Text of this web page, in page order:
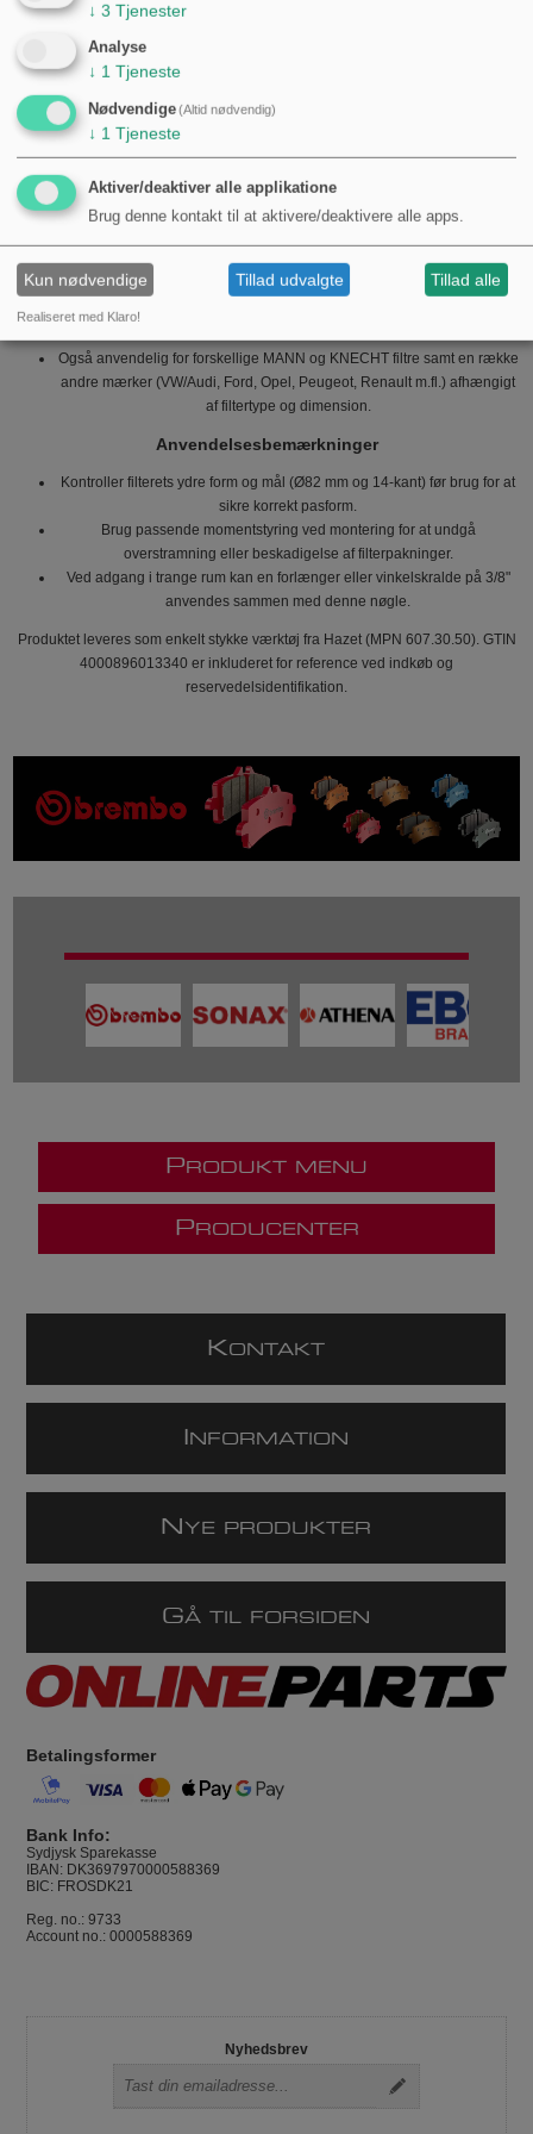
Robust konstruktion til gentagen brug i værkstedsmiljø.
Kompatibilitet og anvendelsesområder
Hazet 2169 er velegnet til en række køretøjsapplikationer og svarer til flere
OE‑numre anvendt af større bilproducenter. Eksempler på kompatible
referencer og anvendelser:
BMW:
referencer som 0 495 448, 114650.
MERCEDES‑BENZ:
referencer som 103 589 00 09 00, 103 589 02 09
00 — anvendt på flere M‑serier samt C‑klasse.
Også anvendelig for forskellige MANN og KNECHT filtre samt en række
andre mærker (VW/Audi, Ford, Opel, Peugeot, Renault m.fl.) afhængigt
af filtertype og dimension.
Anvendelsesbemærkninger
Kontroller filterets ydre form og mål (Ø82 mm og 14‑kant) før brug for at
sikre korrekt pasform.
Brug passende momentstyring ved montering for at undgå
overstramning eller beskadigelse af filterpakninger.
Ved adgang i trange rum kan en forlænger eller vinkelskralde på 3/8"
anvendes sammen med denne nøgle.
Produktet leveres som enkelt stykke værktøj fra Hazet (MPN 607.30.50). GTIN
4000896013340 er inkluderet for reference ved indkøb og
reservedelsidentifikation.
P RODUKT MENU
P RODUCENTER
KONTAKT
NFORMATION
N YE PRODUKTER
GÅ TIL FORSIDEN
Betalingsformer
Bank Info:
Sydjysk Sparekasse
IBAN: DK3697970000588369
BIC: FROSDK21
Reg. no.: 9733
Account no.: 0000588369
Nyhedsbrev
↓ 3 Tjenester
Analyse
↓ 1 Tjeneste
Nødvendige(Altid nødvendig)
↓ 1 Tjeneste
Aktiver/deaktiver alle applikatione
Brug denne kontakt til at aktivere/deaktivere alle apps.
Kun nødvendige Tillad udvalgte Tillad alle
Realiseret med Klaro!